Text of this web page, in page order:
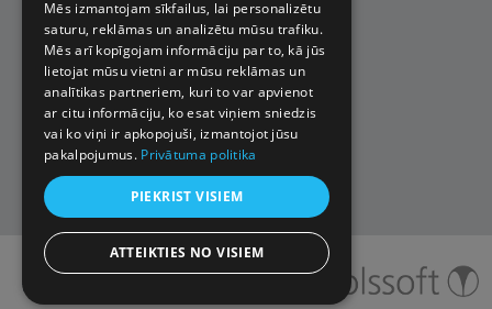
© 2026 Impro ceļojumi. Visas
tiesības aizsargātas.
Mēs izmantojam sīkfailus, lai personalizētu
saturu, reklāmas un analizētu mūsu trafiku.
Mēs arī kopīgojam informāciju par to, kā jūs
lietojat mūsu vietni ar mūsu reklāmas un
analītikas partneriem, kuri to var apvienot
ar citu informāciju, ko esat viņiem sniedzis
vai ko viņi ir apkopojuši, izmantojot jūsu
pakalpojumus. Privātuma politika
PIEKRIST VISIEM
ATTEIKTIES NO VISIEM